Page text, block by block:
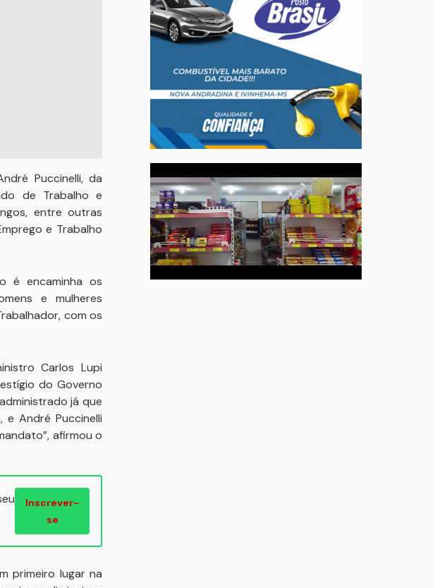
Puccinelli, da
de Trabalho e
entre outras
e Trabalho
é encaminha os
e mulheres
com os
Carlos Lupi
do Governo
já que
André Puccinelli
afirmou o
Inscrever-
se
primeiro lugar na